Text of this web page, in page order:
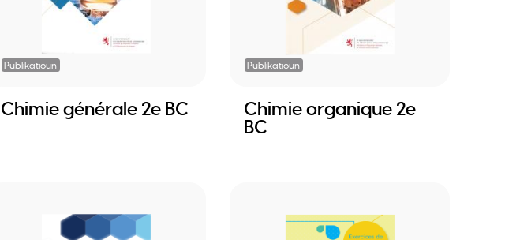
Publikatioun
Chimie générale 2e BC
Publikatioun
Chimie organique 2e
BC